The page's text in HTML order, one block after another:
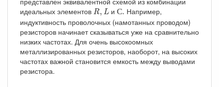
идеальных элементов R, L
R,L и С.
С. Например,
индуктивность проволочных (намотанных проводом)
резисторов начинает сказываться уже на сравнительно
низких частотах. Для очень высокоомных
металлизированных резисторов, наоборот, на высоких
частотах важной становится емкость между выводами
резистора.